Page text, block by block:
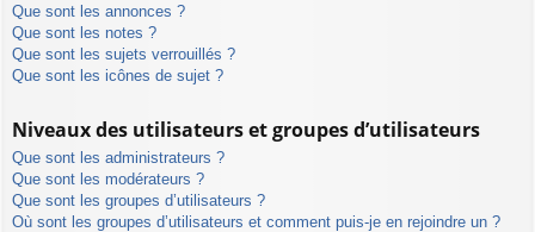
Que sont les annonces ?
Que sont les notes ?
Que sont les sujets verrouillés ?
Que sont les icônes de sujet ?
Niveaux des utilisateurs et groupes d’utilisateurs
Que sont les administrateurs ?
Que sont les modérateurs ?
Que sont les groupes d’utilisateurs ?
Où sont les groupes d’utilisateurs et comment puis-je en rejoindre un ?